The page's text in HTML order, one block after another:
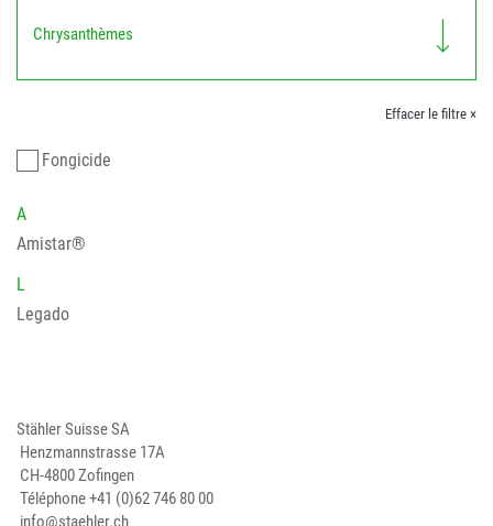
Chrysanthèmes
Effacer le filtre ×
Fongicide
A
Amistar®
L
Legado
Stähler Suisse SA
Henzmannstrasse 17A
CH-4800 Zofingen
Téléphone+41 (0)62 746 80 00
info@staehler.ch